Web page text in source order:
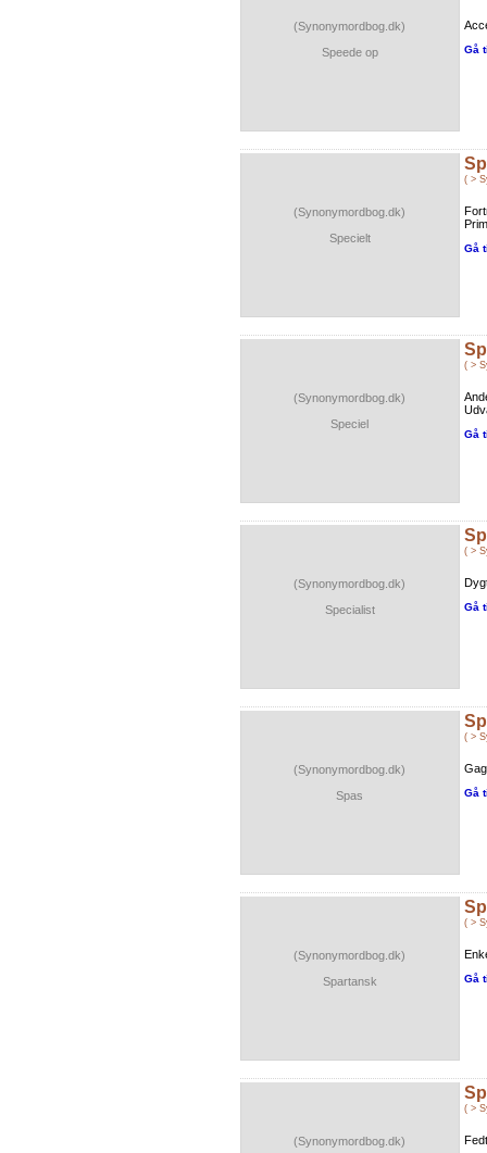
(Synonymordbog.dk)
Speede op
Gå
(Synonymordbog.dk)
Specielt
( >
Gå
(Synonymordbog.dk)
Speciel
( >
Gå
(Synonymordbog.dk)
Specialist
( >
Gå
(Synonymordbog.dk)
Spas
( >
Gå
(Synonymordbog.dk)
Spartansk
( >
Gå
(Synonymordbog.dk)
( >